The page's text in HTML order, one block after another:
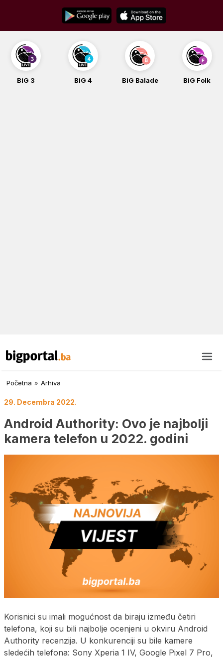
content
BiG 3 BiG 4 BiG Balade BiG Folk
Početna » Arhiva
29. Decembra 2022.
Android Authority: Ovo je najbolji
kamera telefon u 2022. godini
Korisnici su imali mogućnost da biraju između četiri
telefona, koji su bili najbolje ocenjeni u okviru Android
Authority recenzija. U konkurenciji su bile kamere
sledećih telefona: Sony Xperia 1 IV, Google Pixel 7 Pro,